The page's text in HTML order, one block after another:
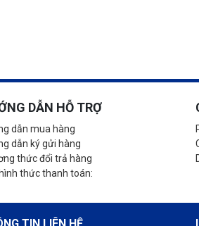
DẪN HỖ TRỢ
dẫn mua hàng
dẫn ký gửi hàng
thức đổi trả hàng
thức thanh toán: